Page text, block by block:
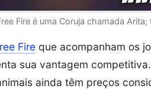
Fire é uma Coruja chamada
Fire que acompanham os
sua vantagem
ainda têm preços